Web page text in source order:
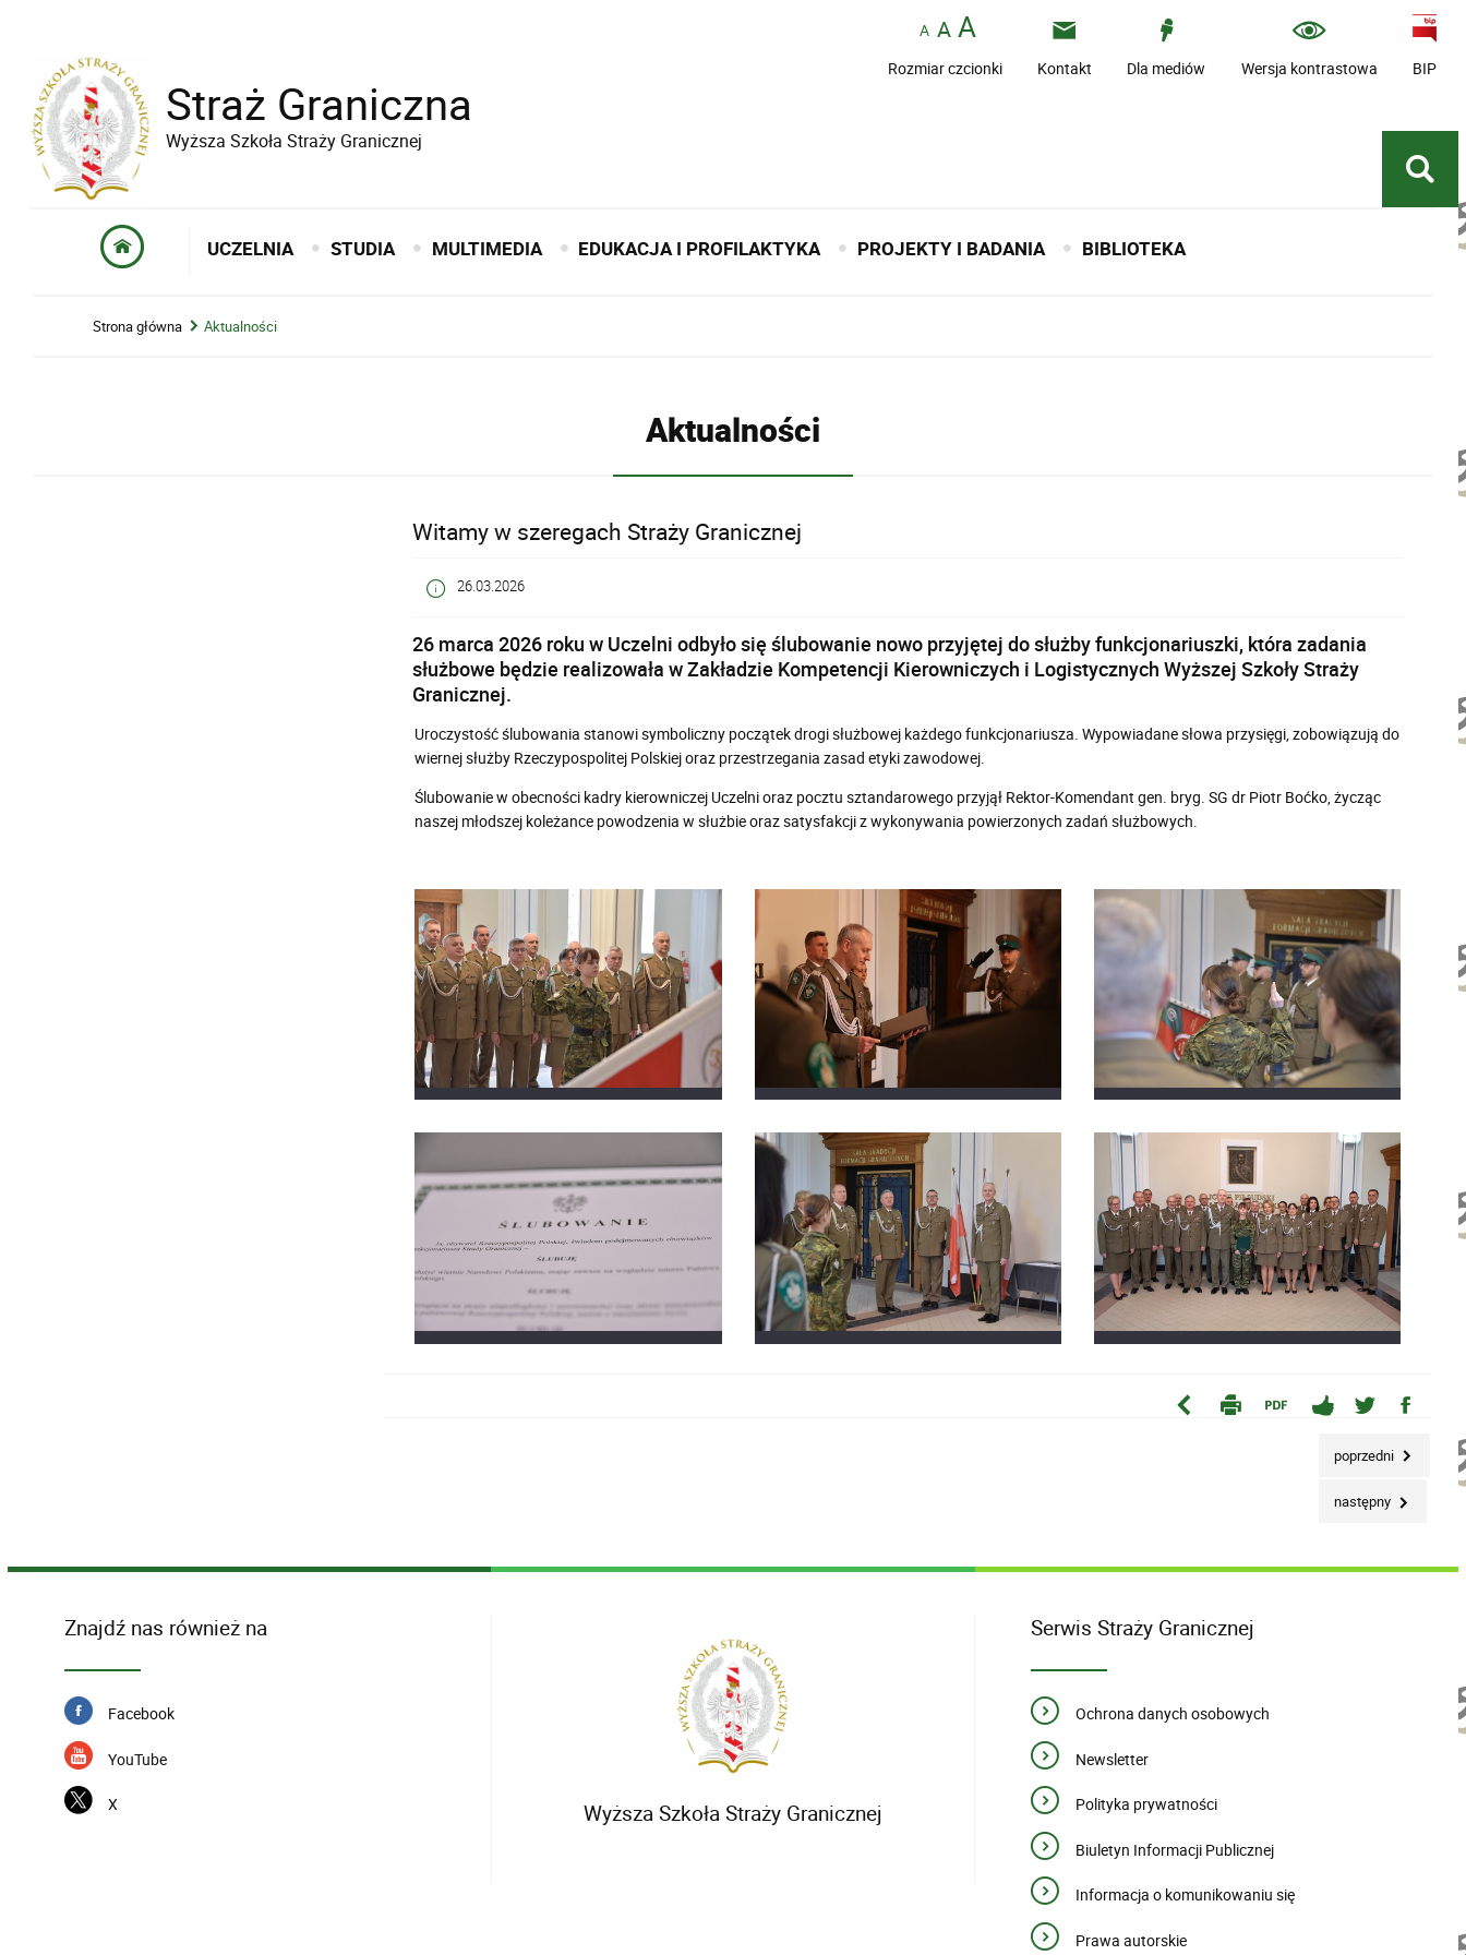
Straż Graniczna
Wyższa Szkoła Straży Granicznej
Rozmiar czcionki Kontakt Dla mediów Wersja kontrastowa BIP
UCZELNIA STUDIA MULTIMEDIA EDUKACJA I PROFILAKTYKA PROJEKTY I BADANIA BIBLIOTEKA
Strona główna Aktualności
Aktualności
Witamy w szeregach Straży Granicznej
26.03.2026
26 marca 2026 roku w Uczelni odbyło się ślubowanie nowo przyjętej do służby funkcjonariuszki, która zadania
służbowe będzie realizowała w Zakładzie Kompetencji Kierowniczych i Logistycznych Wyższej Szkoły Straży
Granicznej.
Uroczystość ślubowania stanowi symboliczny początek drogi służbowej każdego funkcjonariusza. Wypowiadane słowa przysięgi, zobowiązują do
wiernej służby Rzeczypospolitej Polskiej oraz przestrzegania zasad etyki zawodowej.
Ślubowanie w obecności kadry kierowniczej Uczelni oraz pocztu sztandarowego przyjął Rektor-Komendant gen. bryg. SG dr Piotr Boćko, życząc
naszej młodszej koleżance powodzenia w służbie oraz satysfakcji z wykonywania powierzonych zadań służbowych.
poprzedni
następny
Znajdź nas również na
Facebook
YouTube
X Wyższa Szkoła Straży Granicznej
Serwis Straży Granicznej
Ochrona danych osobowych
Newsletter
Polityka prywatności
Biuletyn Informacji Publicznej
Informacja o komunikowaniu się
Prawa autorskie